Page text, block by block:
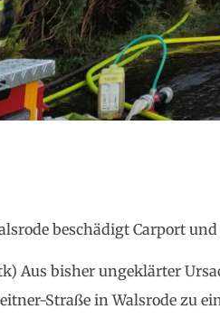
beschädigt Carport
Aus bisher ungeklärter
Straße in Walsrode zu